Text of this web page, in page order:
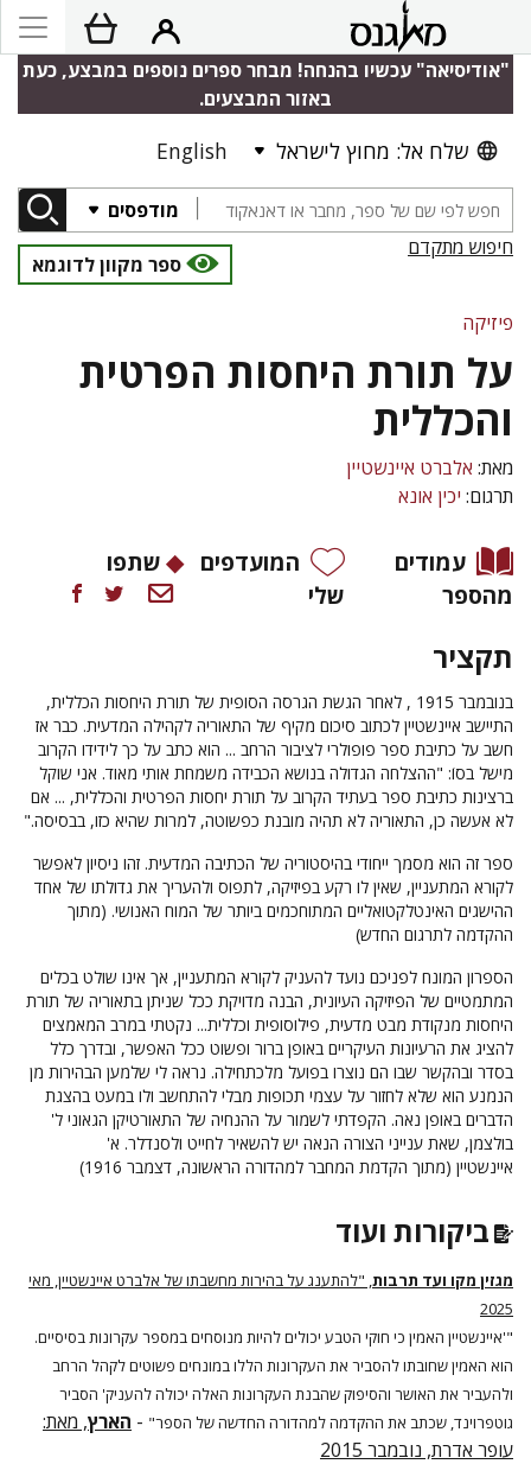
"אודיסיאה" עכשיו בהנחה! מבחר ספרים נוספים במבצע, כעת
באזור המבצעים.
שלח אל: מחוץ לישראל English
מודפסים
חיפוש מתקדם
ספר מקוון לדוגמא
פיזיקה
על תורת היחסות הפרטית
והכללית
מאת: אלברט איינשטיין
תרגום: יכין אונא
עמודים
מהספר
המועדפים
שלי
שתפו
תקציר
בנובמבר 1915 , לאחר הגשת הגרסה הסופית של תורת היחסות הכללית,
התיישב איינשטיין לכתוב סיכום מקיף של התאוריה לקהילה המדעית. כבר אז
חשב על כתיבת ספר פופולרי לציבור הרחב ... הוא כתב על כך לידידו הקרוב
מישל בסוֹ: "ההצלחה הגדולה בנושא הכבידה משמחת אותי מאוד. אני שוקל
ברצינות כתיבת ספר בעתיד הקרוב על תורת יחסות הפרטית והכללית, ... אם
לא אעשה כן, התאוריה לא תהיה מובנת כפשוטה, למרות שהיא כזו, בבסיסה."
ספר זה הוא מסמך ייחודי בהיסטוריה של הכתיבה המדעית. זהו ניסיון לאפשר
לקורא המתעניין, שאין לו רקע בפיזיקה, לתפוס ולהעריך את גדולתו של אחד
ההישגים האינטלקטואליים המתוחכמים ביותר של המוח האנושי. (מתוך
ההקדמה לתרגום החדש)
הספרון המונח לפניכם נועד להעניק לקורא המתעניין, אך אינו שולט בכלים
המתמטיים של הפיזיקה העיונית, הבנה מדויקת ככל שניתן בתאוריה של תורת
היחסות מנקודת מבט מדעית, פילוסופית וכללית... נקטתי במרב המאמצים
להציג את הרעיונות העיקריים באופן ברור ופשוט ככל האפשר, ובדרך כלל
בסדר ובהקשר שבו הם נוצרו בפועל מלכתחילה. נראה לי שלמען הבהירות מן
הנמנע הוא שלא לחזור על עצמי תכופות מבלי להתחשב ולו במעט בהצגת
הדברים באופן נאה. הקפדתי לשמור על ההנחיה של התאורטיקן הגאוני ל'
בולצמן, שאת ענייני הצורה הנאה יש להשאיר לחייט ולסנדלר. א'
איינשטיין (מתוך הקדמת המחבר למהדורה הראשונה, דצמבר 1916)
ביקורות ועוד
מגזין מקו ועד תרבות, "להתענג על בהירות מחשבתו של אלברט איינשטיין, מאי
2025
"'איינשטיין האמין כי חוקי הטבע יכולים להיות מנוסחים במספר עקרונות בסיסיים.
הוא האמין שחובתו להסביר את העקרונות הללו במונחים פשוטים לקהל הרחב
ולהעביר את האושר והסיפוק שהבנת העקרונות האלה יכולה להעניק' הסביר
גוטפרוינד, שכתב את ההקדמה למהדורה החדשה של הספר" - הארץ, מאת:
עופר אדרת, נובמבר 2015